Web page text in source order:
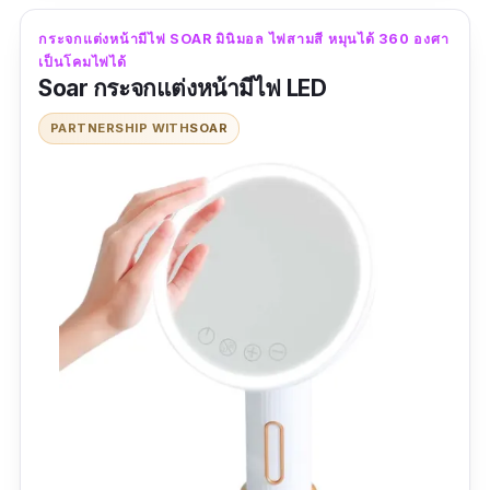
กระจกแต่งหน้ามีไฟ SOAR มินิมอล ไฟสามสี หมุนได้ 360 องศา
เป็นโคมไฟได้
Soar กระจกแต่งหน้ามีไฟ LED
PARTNERSHIP WITHSOAR